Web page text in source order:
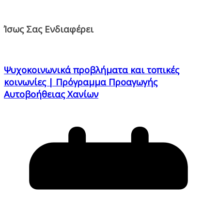
Ίσως Σας Ενδιαφέρει
Ψυχοκοινωνικά προβλήματα και τοπικές
κοινωνίες | Πρόγραμμα Προαγωγής
Αυτοβοήθειας Χανίων